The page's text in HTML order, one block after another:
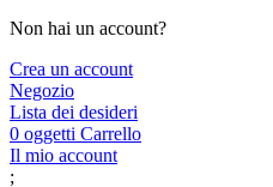
Non hai un account?
Crea un account
Negozio
Lista dei desideri
0 oggetti Carrello
Il mio account
;